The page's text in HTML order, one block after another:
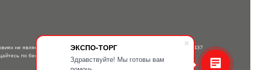
ЭКСПО-ТОРГ
Здравствуйте! Мы готовы вам
не является публичной офертой, определяемой положениями Статьи 437
по бесплатному телефону — 8-800-550-44-66.